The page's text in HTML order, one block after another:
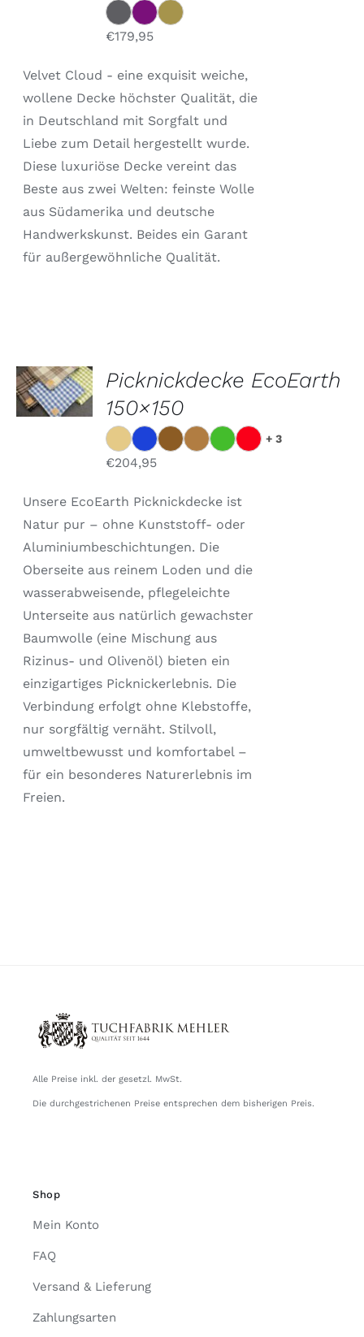
VARIANTEN
OPTIONEN
KÖNNEN
AUF
DER
PRODUKTSEITE
GEWÄHLT
WERDEN
€179,95
Velvet Cloud - eine exquisit weiche,
wollene Decke höchster Qualität, die
in Deutschland mit Sorgfalt und
Liebe zum Detail hergestellt wurde.
Diese luxuriöse Decke vereint das
Beste aus zwei Welten: feinste Wolle
aus Südamerika und deutsche
Handwerkskunst. Beides ein Garant
für außergewöhnliche Qualität.
AUSFÜHRUNG
WÄHLEN
DIESES
PRODUKT
VARIANTEN
OPTIONEN
KÖNNEN
AUF
DER
PRODUKTSEITE
GEWÄHLT
WERDEN
/
DETAILS
Picknickdecke EcoEarth
150×150
+ 3
€204,95
Unsere EcoEarth Picknickdecke ist
Natur pur – ohne Kunststoff- oder
Aluminiumbeschichtungen. Die
Oberseite aus reinem Loden und die
wasserabweisende, pflegeleichte
Unterseite aus natürlich gewachster
Baumwolle (eine Mischung aus
Rizinus- und Olivenöl) bieten ein
einzigartiges Picknickerlebnis. Die
Verbindung erfolgt ohne Klebstoffe,
nur sorgfältig vernäht. Stilvoll,
umweltbewusst und komfortabel –
für ein besonderes Naturerlebnis im
Freien.
Alle Preise inkl. der gesetzl. MwSt.
Die durchgestrichenen Preise entsprechen dem bisherigen Preis.
Shop
Mein Konto
FAQ
Versand & Lieferung
Zahlungsarten